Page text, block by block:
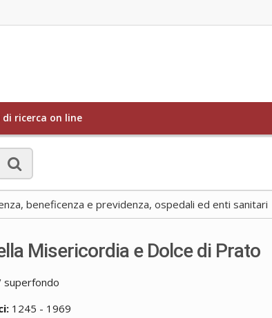
ricerca on line
beneficenza e previdenza, ospedali ed enti sanitari
Misericordia e Dolce di Prato
superfondo
1245 - 1969